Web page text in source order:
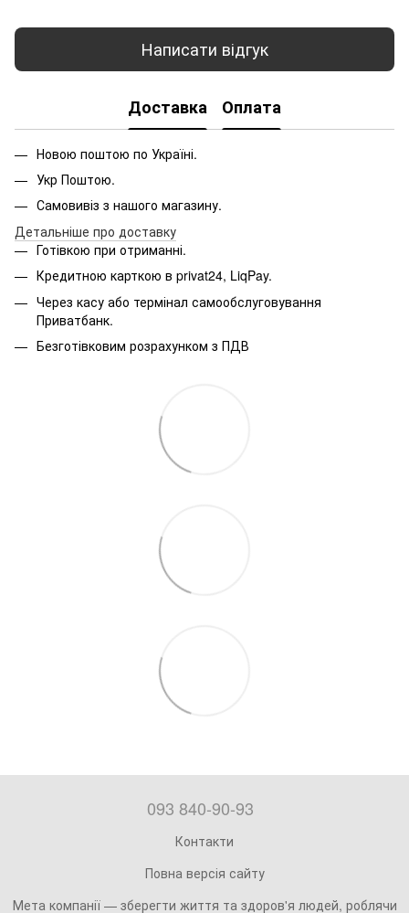
Написати відгук
Доставка Оплата
Новою поштою по Україні.
Укр Поштою.
Самовивіз з нашого магазину.
Детальніше про доставку
Готівкою при отриманні.
Кредитною карткою в privat24, LiqPay.
Через касу або термінал самообслуговування
Приватбанк.
Безготівковим розрахунком з ПДВ
093 840-90-93
Контакти
Повна версія сайту
Мета компанії — зберегти життя та здоров'я людей, роблячи